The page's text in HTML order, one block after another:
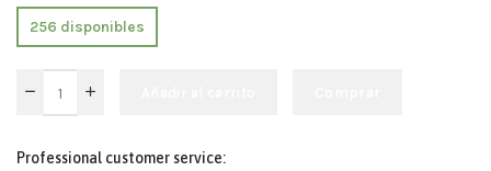
256 disponibles
Professional customer service: